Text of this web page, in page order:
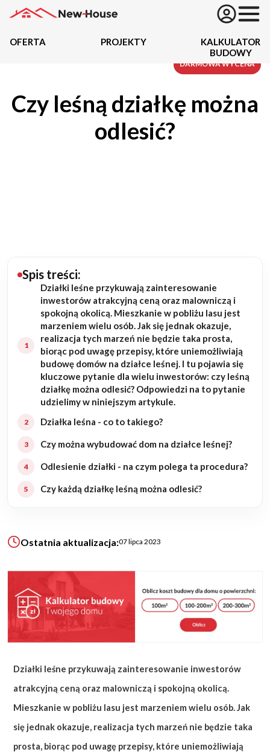
Oferta
Budowa domu
Rezydencje
Rozbudowa
Remonty
Realizacje
Ogrody
KALKULATOR BUDOWY
BLOG
O NAS
KONAKT
OFERTA PROJEKTY
KALKULATOR
BUDOWY
Czy leśną działkę można
odlesić?
Spis treści:
Działki leśne przykuwają zainteresowanie
inwestorów atrakcyjną ceną oraz malowniczą i
spokojną okolicą. Mieszkanie w pobliżu lasu jest
marzeniem wielu osób. Jak się jednak okazuje,
realizacja tych marzeń nie będzie taka prosta,
biorąc pod uwagę przepisy, które uniemożliwiają
budowę domów na działce leśnej. I tu pojawia się
kluczowe pytanie dla wielu inwestorów: czy leśną
działkę można odlesić? Odpowiedzi na to pytanie
udzielimy w niniejszym artykule.
Działka leśna - co to takiego?
Czy można wybudować dom na działce leśnej?
Odlesienie działki - na czym polega ta procedura?
Czy każdą działkę leśną można odlesić?
Ostatnia aktualizacja:07 lipca 2023
Działki leśne przykuwają zainteresowanie inwestorów
atrakcyjną ceną oraz malowniczą i spokojną okolicą.
Mieszkanie w pobliżu lasu jest marzeniem wielu osób. Jak
się jednak okazuje, realizacja tych marzeń nie będzie taka
prosta, biorąc pod uwagę przepisy, które uniemożliwiają
DARMOWA WYCENA